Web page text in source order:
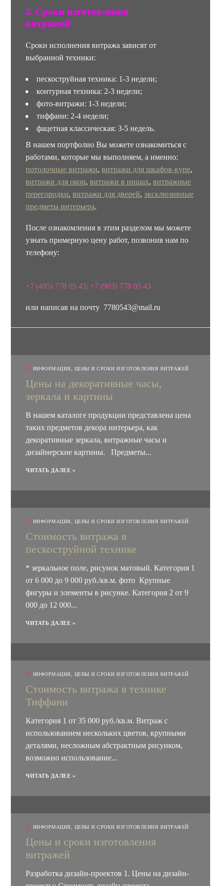
2. Сроки изготовления
витражей:
Сроки исполнения витража зависят от
выбранной техники:
пескоструйная техника: 1-3 недели;
контурная техника: 2-3 недели;
фото-витражи: 1-3 недели;
тиффани: 2-4 недели;
фацетная классическая: 3-5 недель.
В нашем портфолио Вы можете ознакомиться с
работами, которые мы выполняем, а именно:
потолочные витражи,витражи для шкафов-купе,
витражи для окон,витражи в нишах,витражные
перегородки,витражи для дверей, эксклюзивные
предметы интерьера.
После ознакомления в этим разделом мы можете
узнать примерную цену работ, позвонив нам по
телефону:
+7 (495) 778 05 43; +7 (903) 778 05 43
или написав на почту 7780543@mail.ru
ИНФОРМАЦИЯ ЦЕНЫ И СРОКИ ИЗГОТОВЛЕНИЯ ВИТРАЖЕЙ
Цены на декоративные часы,
зеркала и картины
В нашем каталоге продукции представлена цена
таких предметов декора интерьера, как
декоративные зеркала, витражные часы и
дизайнерские картины. Предметы...
ЧИТАТЬ ДАЛЕЕ »
ИНФОРМАЦИЯ ЦЕНЫ И СРОКИ ИЗГОТОВЛЕНИЯ ВИТРАЖЕЙ
Стоимость витража в
пескоструйной технике
* зеркальное поле, рисунок матовый. Категория 1
от 6 000 до 9 000 руб./кв.м. фото Крупные
фигуры и элементы в рисунке. Категория 2 от 9
000 до 12 000...
ЧИТАТЬ ДАЛЕЕ »
ИНФОРМАЦИЯ ЦЕНЫ И СРОКИ ИЗГОТОВЛЕНИЯ ВИТРАЖЕЙ
Стоимость витража в технике
Тиффани
Категория 1 от 35 000 руб./кв.м. Витраж с
использованием нескольких цветов, крупными
деталями, несложным абстрактным рисунком,
возможно использование...
ЧИТАТЬ ДАЛЕЕ »
ИНФОРМАЦИЯ ЦЕНЫ И СРОКИ ИЗГОТОВЛЕНИЯ ВИТРАЖЕЙ
Цены и сроки изготовления
витражей
Разработка дизайн-проектов 1. Цены на дизайн-